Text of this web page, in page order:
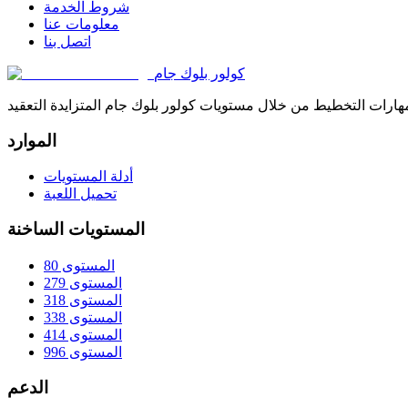
شروط الخدمة
معلومات عنا
اتصل بنا
كولور بلوك جام
الموارد
أدلة المستويات
تحميل اللعبة
المستويات الساخنة
المستوى 80
المستوى 279
المستوى 318
المستوى 338
المستوى 414
المستوى 996
الدعم